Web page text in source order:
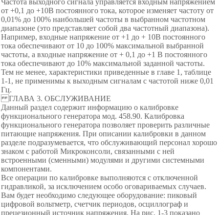
Частота выходного сигнала управляется входным напряжением
от +0,1 до +10В постоянного тока, которое изменяет частоту от
0,01% до 100% наибольшей частоты в выбранном частотном
диапазоне (это представляет собой два частотный диапазона).
Например, входные напряжение от +1 до + 10В постоянного
тока обеспечивают от 10 до 100% максимальной выбранной
частоты, а входные напряжение от + 0,1 до +1 В постоянного
тока обеспечивают до 10% максимальной заданной частоты.
Тем не менее, характеристики приведенные в главе 1, таблице
1-1, не применимы к выходным сигналам с частотой ниже 0,01
Гц.
ГЛАВА 3. ОБСЛУЖИВАНИЕ
Данный раздел содержит информацию о калибровке
функционального генератора мод. 458.90. Калибровка
функционального генератора позволяет проверить различные
питающие напряжения. При описании калибровки в данном
разделе подразумевается, что обслуживающий персонал хорошо
знаком с работой Микроконсоли, связанными с ней
встроенными (сменными) модулями и другими системными
компонентами.
Все операции по калибровке выполняются с отключенной
гидравликой, за исключением особо оговариваемых случаев.
Вам будет необходимо следующее оборудование: пиковый
цифровой вольтметр, счетчик периодов, осциллограф и
прецезионный источник напряжения. На рис. 1-3 показано